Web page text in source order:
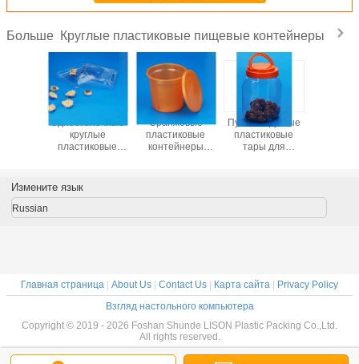
Больше Круглые пластиковые пищевые контейнеры
Воздухонепроницаемые
круглые
пластиковые
изготовленная
на заказ
пластмасса
Запечатывание
крышки кроны
ПС прозрачного
пищевых
материальное
Опарникы Эко
дружелюбные
ясные
контейнер с
28Г ПС
Измените язык
Russian
Главная страница About Us Contact Us Карта сайта
Privacy Policy
Взгляд настольного компьютера
Copyright © 2019 - 2026 Foshan Shunde LISON Plastic Packing Co.,Ltd.
All rights reserved.